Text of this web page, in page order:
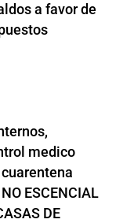
a favor de
medico
ESCENCIAL
DE